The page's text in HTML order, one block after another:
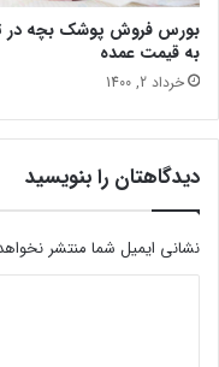
بورس فروش پوشک بچه در
به قیمت عمده
خرداد 2, 1400
دیدگاهتان را بنویسید
نشانی ایمیل شما منتشر